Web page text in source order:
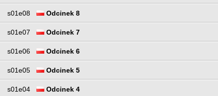
s01e08 Odcinek 8
s01e07 Odcinek 7
s01e06 Odcinek 6
s01e05 Odcinek 5
s01e04 Odcinek 4